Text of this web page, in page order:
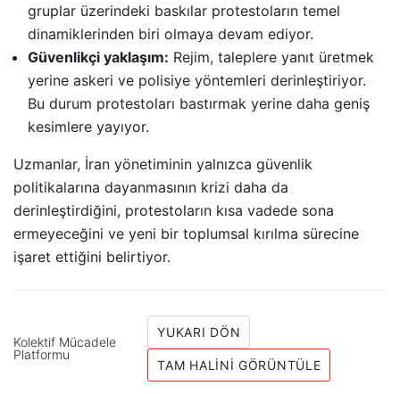
gruplar üzerindeki baskılar protestoların temel
dinamiklerinden biri olmaya devam ediyor.
Güvenlikçi yaklaşım: Rejim, taleplere yanıt üretmek
yerine askeri ve polisiye yöntemleri derinleştiriyor.
Bu durum protestoları bastırmak yerine daha geniş
kesimlere yayıyor.
Uzmanlar, İran yönetiminin yalnızca güvenlik
politikalarına dayanmasının krizi daha da
derinleştirdiğini, protestoların kısa vadede sona
ermeyeceğini ve yeni bir toplumsal kırılma sürecine
işaret ettiğini belirtiyor.
Kolektif Mücadele
Platformu
YUKARI DÖN
TAM HALINI GÖRÜNTÜLE